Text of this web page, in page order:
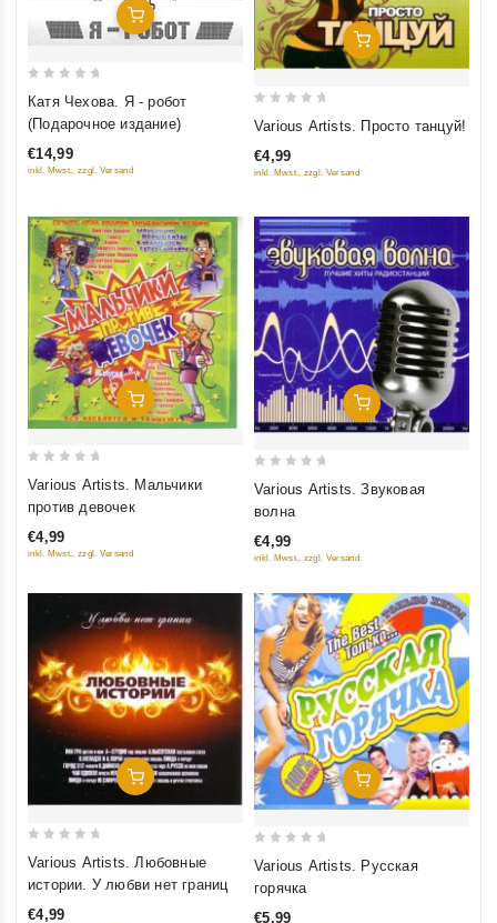
Добавить В Корзину
5
Катя Чехова. Я - робот
(Подарочное издание)
€14,99
inkl. Mwst., zzgl. Versand
Добавить В Корзину
of
Various Artists. Просто танцуй!
€4,99
inkl. Mwst., zzgl. Versand
Добавить В Корзину
5
Various Artists. Мальчики
против девочек
€4,99
inkl. Mwst., zzgl. Versand
Добавить В Корзину
5
Various Artists. Звуковая
волна
€4,99
inkl. Mwst., zzgl. Versand
Добавить В Корзину
5
Various Artists. Любовные
истории. У любви нет границ
€4,99
Добавить В Корзину
Various Artists. Русская
горячка
€5,99